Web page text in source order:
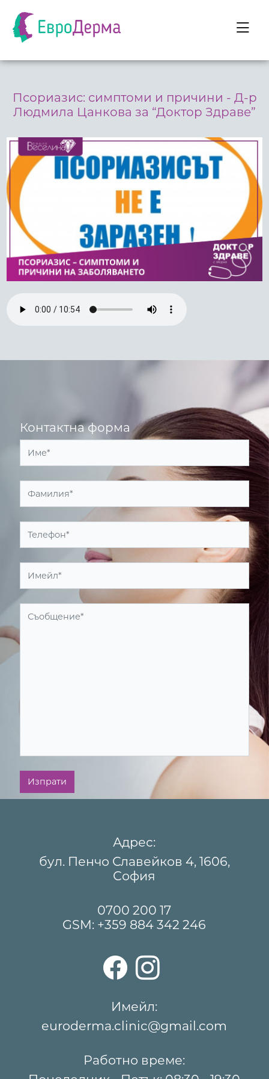
Псориазис: симптоми и причини - Д-р
Людмила Цанкова за “Доктор Здраве”
Контактна форма
Изпрати
Адрес:
бул. Пенчо Славейков 4, 1606,
София
0700 200 17
GSM: +359 884 342 246
Имейл:
euroderma.clinic@gmail.com
Работно време: